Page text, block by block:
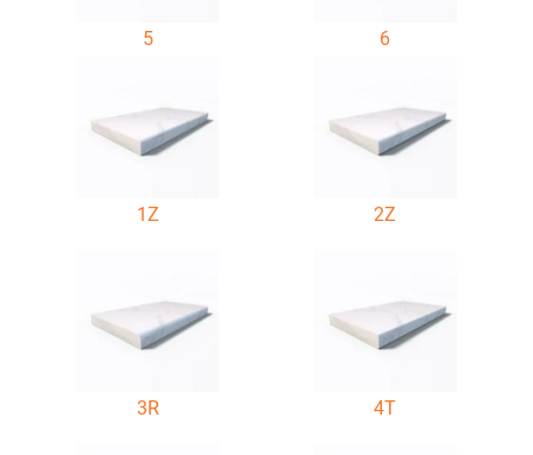
5 6
1Z 2Z
3R 4T